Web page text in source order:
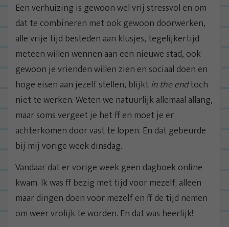
Een verhuizing is gewoon wel vrij stressvol en om
dat te combineren met ook gewoon doorwerken,
alle vrije tijd besteden aan klusjes, tegelijkertijd
meteen willen wennen aan een nieuwe stad, ook
gewoon je vrienden willen zien en sociaal doen en
hoge eisen aan jezelf stellen, blijkt in the endtoch
niet te werken. Weten we natuurlijk allemaal allang,
maar soms vergeet je het ff en moet je er
achterkomen door vast te lopen. En dat gebeurde
bij mij vorige week dinsdag.
Vandaar dat er vorige week geen dagboek online
kwam. Ik was ff bezig met tijd voor mezelf; alleen
maar dingen doen voor mezelf en ff de tijd nemen
om weer vrolijk te worden. En dat was heerlijk!